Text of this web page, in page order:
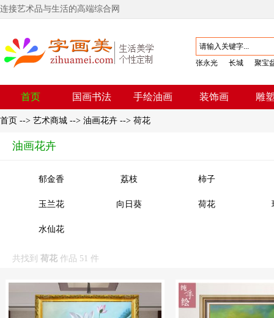
连接艺术品与生活的高端综合网
张永光 长城 聚宝
首页 国画书法 手绘油画 装饰画 雕
首页 --> 艺术商城 --> 油画花卉 --> 荷花
油画花卉
郁金香 荔枝 柿子
玉兰花 向日葵 荷花
水仙花
共找到 荷花 作品 51 件